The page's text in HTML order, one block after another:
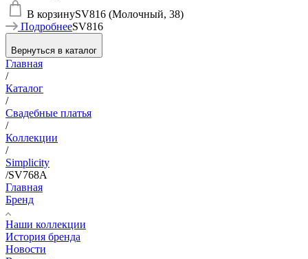
В корзинуSV816 (Молочный, 38)
ПодробнееSV816
Вернуться в каталог
Главная
/
Каталог
/
Свадебные платья
/
Коллекции
/
Simplicity
/SV768A
Главная
Бренд
Наши коллекции
История бренда
Новости